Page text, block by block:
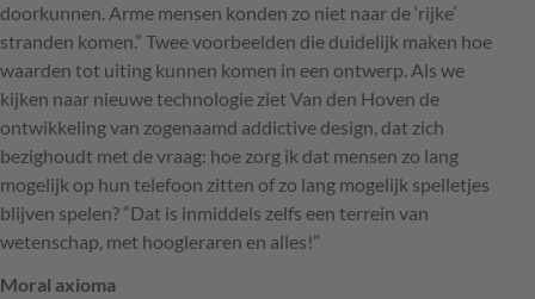
doorkunnen. Arme mensen konden zo niet naar de ‘rijke’
stranden komen.” Twee voorbeelden die duidelijk maken hoe
waarden tot uiting kunnen komen in een ontwerp. Als we
kijken naar nieuwe technologie ziet Van den Hoven de
ontwikkeling van zogenaamd addictive design, dat zich
bezighoudt met de vraag: hoe zorg ik dat mensen zo lang
mogelijk op hun telefoon zitten of zo lang mogelijk spelletjes
blijven spelen? “Dat is inmiddels zelfs een terrein van
wetenschap, met hoogleraren en alles!”
Moral axioma